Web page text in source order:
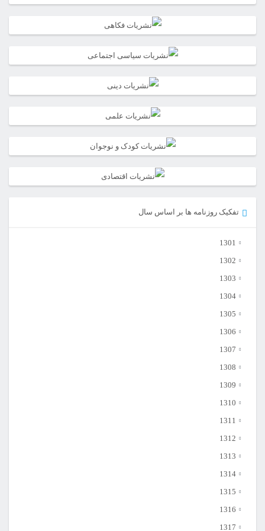
تفکیک روزنامه ها بر اساس سال
1301
1302
1303
1304
1305
1306
1307
1308
1309
1310
1311
1312
1313
1314
1315
1316
1317